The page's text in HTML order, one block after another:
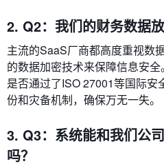
2. Q2：我们的财务数据
主流的SaaS厂商都高度重视数
的数据加密技术来保障信息安
是否通过了ISO 27001等国际
份和灾备机制，确保万无一失。
3. Q3：系统能和我们公
吗？